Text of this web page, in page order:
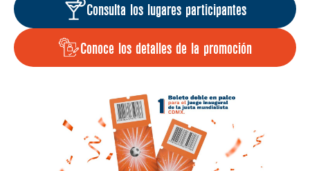
Consulta los lugares participantes
Conoce los detalles de la promoción